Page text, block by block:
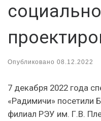
Опубликовано 08.12.2022
7 декабря 2022 года
«Радимичи» посетили
филиал РЭУ им. Г.В.